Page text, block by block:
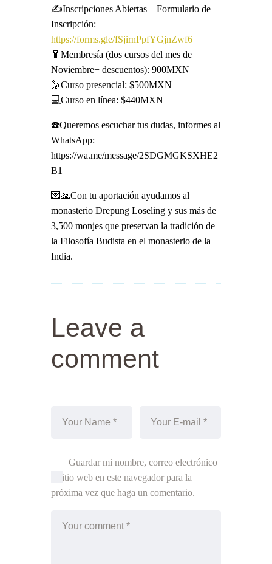
✍️Inscripciones Abiertas – Formulario de
Inscripción:
https://forms.gle/fSjirnPpfYGjnZwf6
🧧Membresía (dos cursos del mes de
Noviembre+ descuentos): 900MXN
🙋Curso presencial: $500MXN
💻Curso en línea: $440MXN
☎️Queremos escuchar tus dudas, informes al
WhatsApp:
https://wa.me/message/2SDGMGKSXHE2
B1
💌🙏Con tu aportación ayudamos al
monasterio Drepung Loseling y sus más de
3,500 monjes que preservan la tradición de
la Filosofía Budista en el monasterio de la
India.
Leave a
comment
Guardar mi nombre, correo electrónico
y sitio web en este navegador para la
próxima vez que haga un comentario.